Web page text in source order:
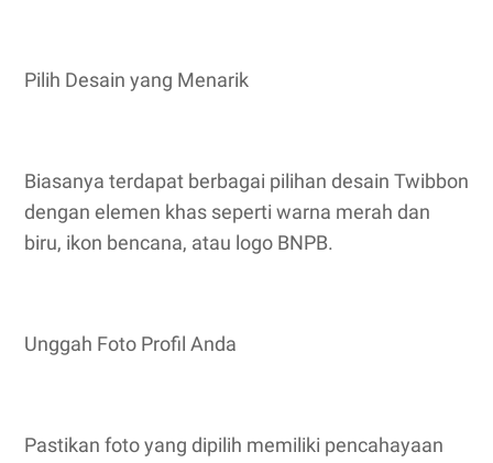
Pilih Desain yang Menarik
Biasanya terdapat berbagai pilihan desain Twibbon
dengan elemen khas seperti warna merah dan
biru, ikon bencana, atau logo BNPB.
Unggah Foto Profil Anda
Pastikan foto yang dipilih memiliki pencahayaan